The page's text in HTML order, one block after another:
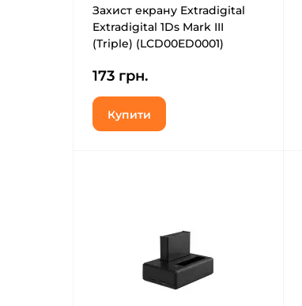
Захист екрану Extradigital
Extradigital 1Ds Mark III
(Triple) (LCD00ED0001)
173 грн.
Купити